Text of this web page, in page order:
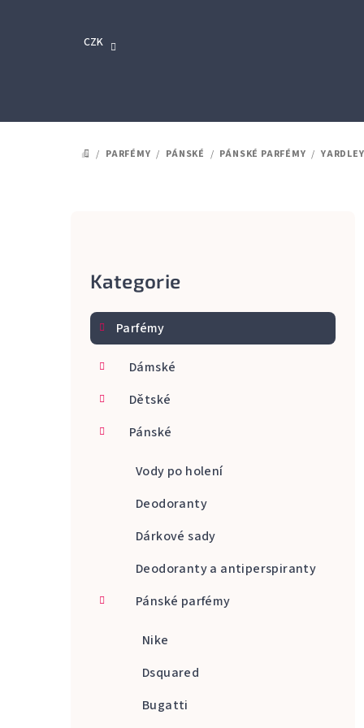
CZK
DOMŮ
/ PARFÉMY / PÁNSKÉ / PÁNSKÉ PARFÉMY /
Přeskočit
kategorie
Kategorie
Parfémy
Dámské
Dětské
Pánské
Vody po holení
Deodoranty
Dárkové sady
Deodoranty a antiperspiranty
Pánské parfémy
Nike
Dsquared
Bugatti